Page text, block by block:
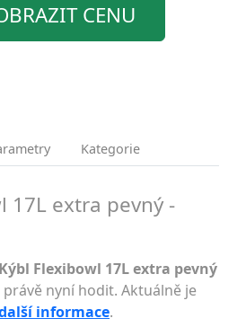
CENU
Kategorie
17L extra pevný -
Kýbl Flexibowl 17L extra pevný
nyní hodit. Aktuálně je
informace.